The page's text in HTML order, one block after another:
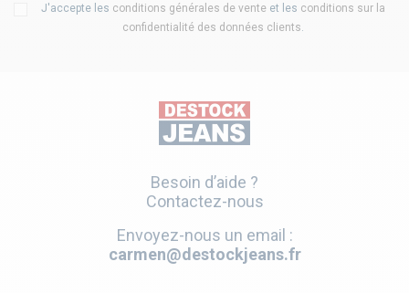
J'accepte les conditions générales de vente et les conditions sur la
confidentialité des données clients
Besoin d’aide ?
Contactez-nous
Envoyez-nous un email :
carmen@destockjeans.fr